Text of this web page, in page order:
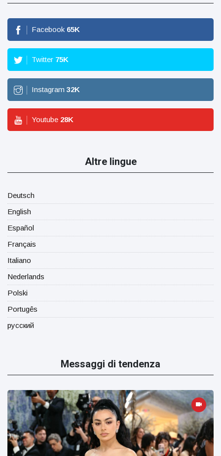
Facebook 65K
Twitter 75K
Instagram 32K
Youtube 28K
Altre lingue
Deutsch
English
Español
Français
Italiano
Nederlands
Polski
Portugês
русский
Messaggi di tendenza